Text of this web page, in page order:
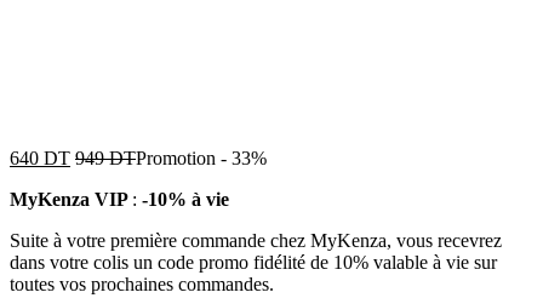
640 DT 949DTPromotion - 33%
MyKenza VIP : -10% à vie
Suite à votre première commande chez MyKenza, vous recevrez
dans votre colis un code promo fidélité de 10% valable à vie sur
toutes vos prochaines commandes.